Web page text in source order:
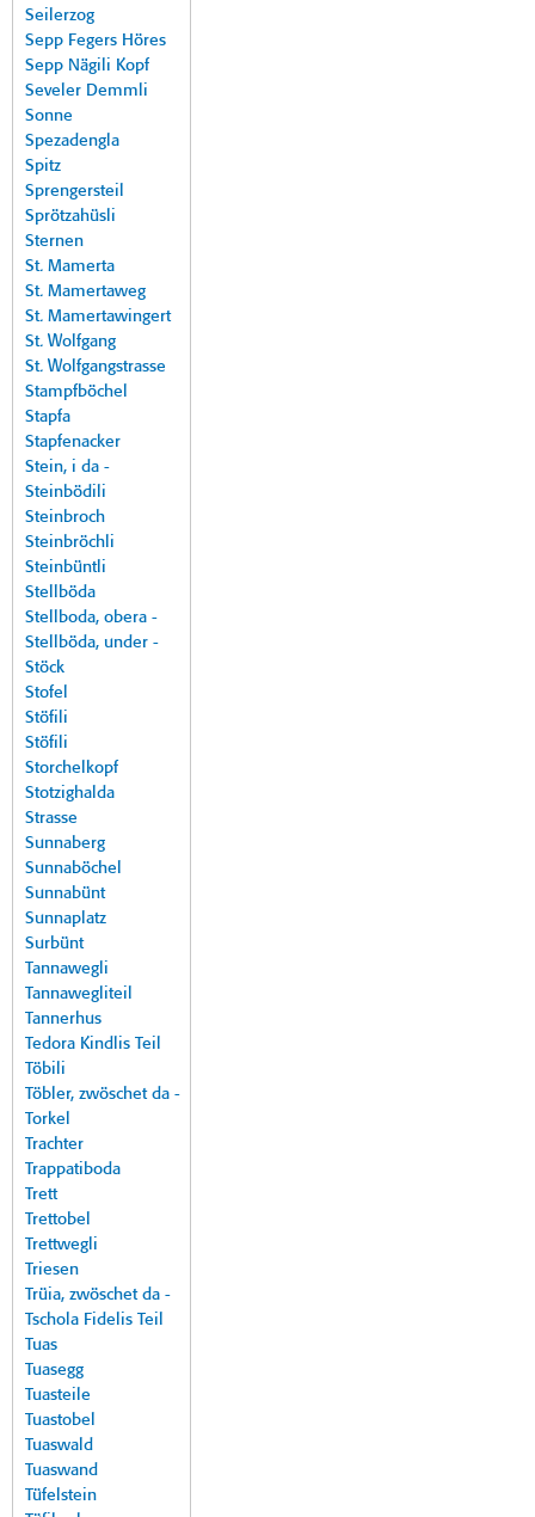
Seilerzog
Sepp Fegers Höres
Sepp Nägili Kopf
Seveler Demmli
Sonne
Spezadengla
Spitz
Sprengersteil
Sprötzahüsli
Sternen
St. Mamerta
St. Mamertaweg
St. Mamertawingert
St. Wolfgang
St. Wolfgangstrasse
Stampfböchel
Stapfa
Stapfenacker
Stein, i da -
Steinbödili
Steinbroch
Steinbröchli
Steinbüntli
Stellböda
Stellboda, obera -
Stellböda, under -
Stöck
Stofel
Stöfili
Stöfili
Storchelkopf
Stotzighalda
Strasse
Sunnaberg
Sunnaböchel
Sunnabünt
Sunnaplatz
Surbünt
Tannawegli
Tannawegliteil
Tannerhus
Tedora Kindlis Teil
Töbili
Töbler, zwöschet da -
Torkel
Trachter
Trappatiboda
Trett
Trettobel
Trettwegli
Triesen
Trüia, zwöschet da -
Tschola Fidelis Teil
Tuas
Tuasegg
Tuasteile
Tuastobel
Tuaswald
Tuaswand
Tüfelstein